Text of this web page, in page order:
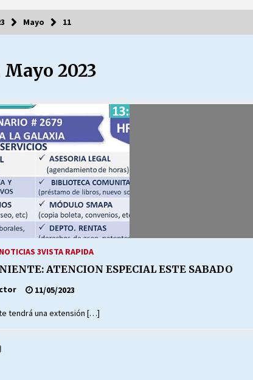
Ya se ordenaron las cuentas de
luz… ¿Y cuándo van a bajar?
MUNICIPALIDAD, TRABAJADORES,
CLIMA LABORAL:
13/07/2026
VOLVER A SER ALTERNATIVA
16/06/2026
S.O.S. a los ricos, Save Our Souls
30/04/2026
Mayo 11
Mayo 2023
NOTICIAS 3VISTA RAPIDA
ATENCION ESPECIAL ESTE SABADO
11/05/2023
tendrá una extensión […]